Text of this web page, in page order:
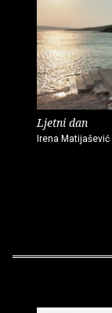
Ljetni dan
Irena Matijašević